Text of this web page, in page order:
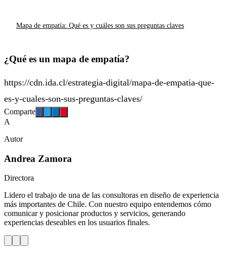
Mapa de empatía: Qué es y cuáles son sus preguntas claves
¿Qué es un mapa de empatía?
https://cdn.ida.cl/estrategia-digital/mapa-de-empatia-que-
es-y-cuales-son-sus-preguntas-claves/
Comparte
A
Autor
Andrea Zamora
Directora
Lidero el trabajo de una de las consultoras en diseño de experiencia
más importantes de Chile. Con nuestro equipo entendemos cómo
comunicar y posicionar productos y servicios, generando
experiencias deseables en los usuarios finales.